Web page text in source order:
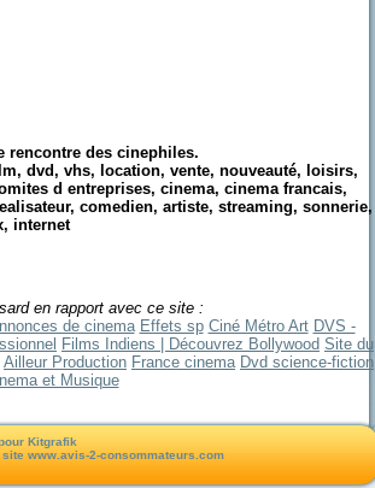
rencontre des cinephiles.
dvd, vhs, location, vente, nouveauté, loisirs,
d entreprises, cinema, cinema francais,
comedien, artiste, streaming, sonnerie,
internet
en rapport avec ce site :
de cinema Effets sp Ciné Métro Art DVS -
Films Indiens | Découvrez Bollywood Site du
Ailleur Production France cinema Dvd science-fiction
et Musique
Kitgrafik
www.avis-2-consommateurs.com